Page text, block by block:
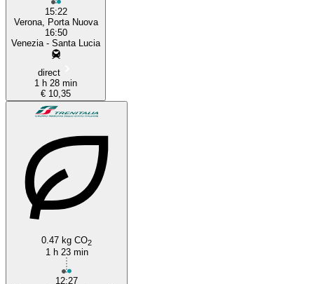
15:22
Verona, Porta Nuova
16:50
Venezia - Santa Lucia
direct
1 h 28 min
€ 10,35
0.47 kg CO2
1 h 23 min
12:27